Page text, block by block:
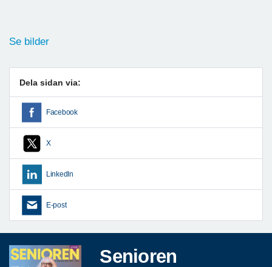
Se bilder
Dela sidan via:
Facebook
X
LinkedIn
E-post
Senioren